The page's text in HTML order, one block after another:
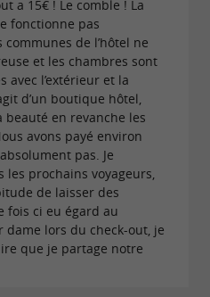
responsable
tout mettre en œuvre au
contribuer à la
Atlantiquequi est à ses
frère, l’Hôtel Windsor,
Ecolabel européen,
environnemental
a 15€ ! Le comble ! La
fonctionne pas
de l’hôtel ne
et les chambres sont
avec l’extérieur et la
d’un boutique hôtel,
beauté en revanche les
avons payé environ
pas. Je
les prochains voyageurs,
de laisser des
fois ci eu égard au
lors du check-out, je
que je partage notre